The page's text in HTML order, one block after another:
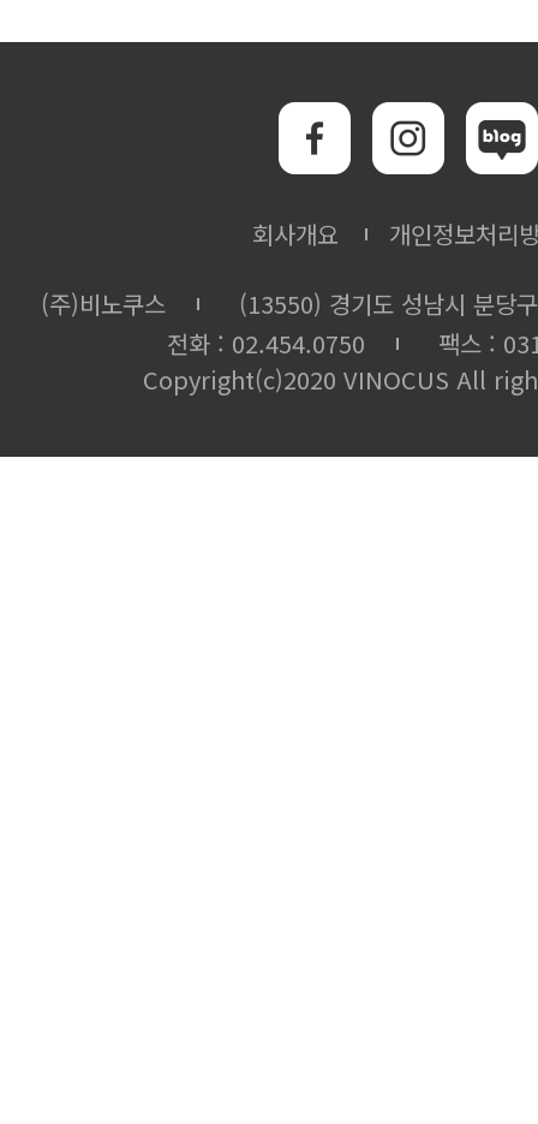
회사개요
개인정보처리
(주)비노쿠스
(13550) 경기도 성남시 분당
전화 : 02.454.0750
팩스 :
Copyright(c)2020 VINOCUS All